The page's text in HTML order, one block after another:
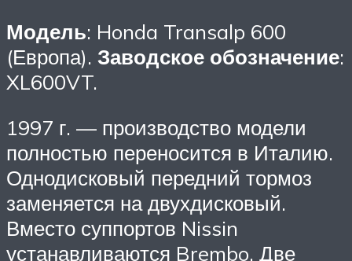
Модель: Honda Transalp 600
(Европа). Заводское обозначение:
XL600VT.
1997 г. — производство модели
полностью переносится в Италию.
Однодисковый передний тормоз
заменяется на двухдисковый.
Вместо суппортов Nissin
устанавливаются Brembo. Две